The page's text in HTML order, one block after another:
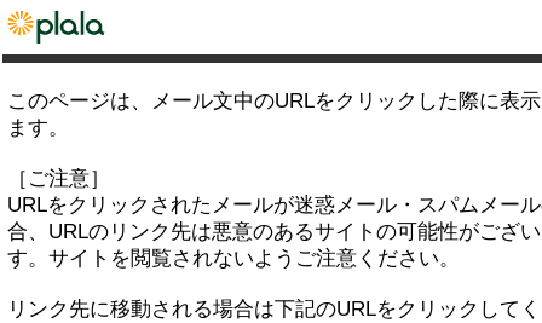
このページは、メール文中のURLをクリックした際に表
ます。
［ご注意］
URLをクリックされたメールが迷惑メール・スパムメー
合、URLのリンク先は悪意のあるサイトの可能性がござ
す。サイトを閲覧されないようご注意ください。
リンク先に移動される場合は下記のURLをクリックして